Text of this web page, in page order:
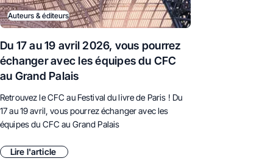
Auteurs & éditeurs
Du 17 au 19 avril 2026, vous pourrez
échanger avec les équipes du CFC
au Grand Palais
Retrouvez le CFC au Festival du livre de Paris ! Du
17 au 19 avril, vous pourrez échanger avec les
équipes du CFC au Grand Palais
Lire l'article